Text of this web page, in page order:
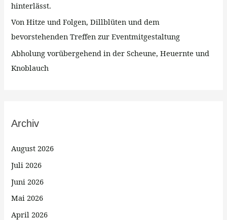
hinterlässt.
Von Hitze und Folgen, Dillblüten und dem
bevorstehenden Treffen zur Eventmitgestaltung
Abholung vorübergehend in der Scheune, Heuernte und
Knoblauch
Archiv
August 2026
Juli 2026
Juni 2026
Mai 2026
April 2026